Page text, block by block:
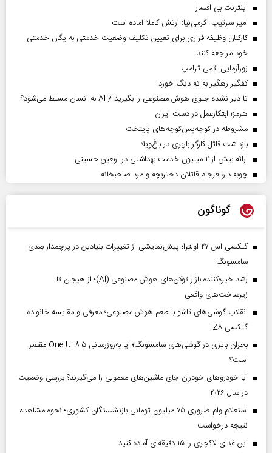
اینترنت بی افسار
امیر سرتیپ اکرمی‌نیا: ارتش کاملا آماده است
کارکنان وظیفه فراری برای تعیین تکلیف وضعیت خدمتی به یگان خدمتی
خود مراجعه کنند
زورآزمایی اتمی ترامپ
کفگیر رهگیر به ته دیگ خورد
تا دیر نشده جلوی هوش مصنوعی را بگیرید / AI به انسان مسلط می‌شود؟
هرمز؛ ابتکارعمل در دست ایران
مشروطه در کوچه‌پس‌کوچه‌های پایتخت
بازداشت قاتل کارگر باربری در باغ‌ویلا
ارائه بیش از ۲ میلیون خدمت بهداشتی در اربعین حسینی
چوبه دار، فرجام قاتلان دختربچه و مرد صاحبخانه
گوناگون
گلکسی اس ۲۷ اولترا؛ پیش‌نمایشی از تغییرات بنیادین در پرچمدار بعدی
سامسونگ
رشد خیره‌کننده بازار توکن‌های هوش مصنوعی (AI)؛ از هیجان تا
زیرساخت‌های واقعی
انقلاب گوشی‌های تاشو‌ با طعم هوش مصنوعی؛ معرفی و مقایسه خانواده
گلکسی Z۸
بحران باتری در گوشی‌های سامسونگ؛ آیا به‌روزرسانی One UI ۸.۵ مقصر
است؟
آیا خودروهای خودران جای ماشین‌های معمولی را می‌گیرند؟ بررسی وضعیت
در سال ۲۰۲۶
استعلام وام ضروری ۷۵ میلیون تومانی بازنشستگان کشوری؛ نحوه مشاهده
نتیجه درخواست
این غذای لاکچری را ۱۵ دقیقه‌ای آماده کنید